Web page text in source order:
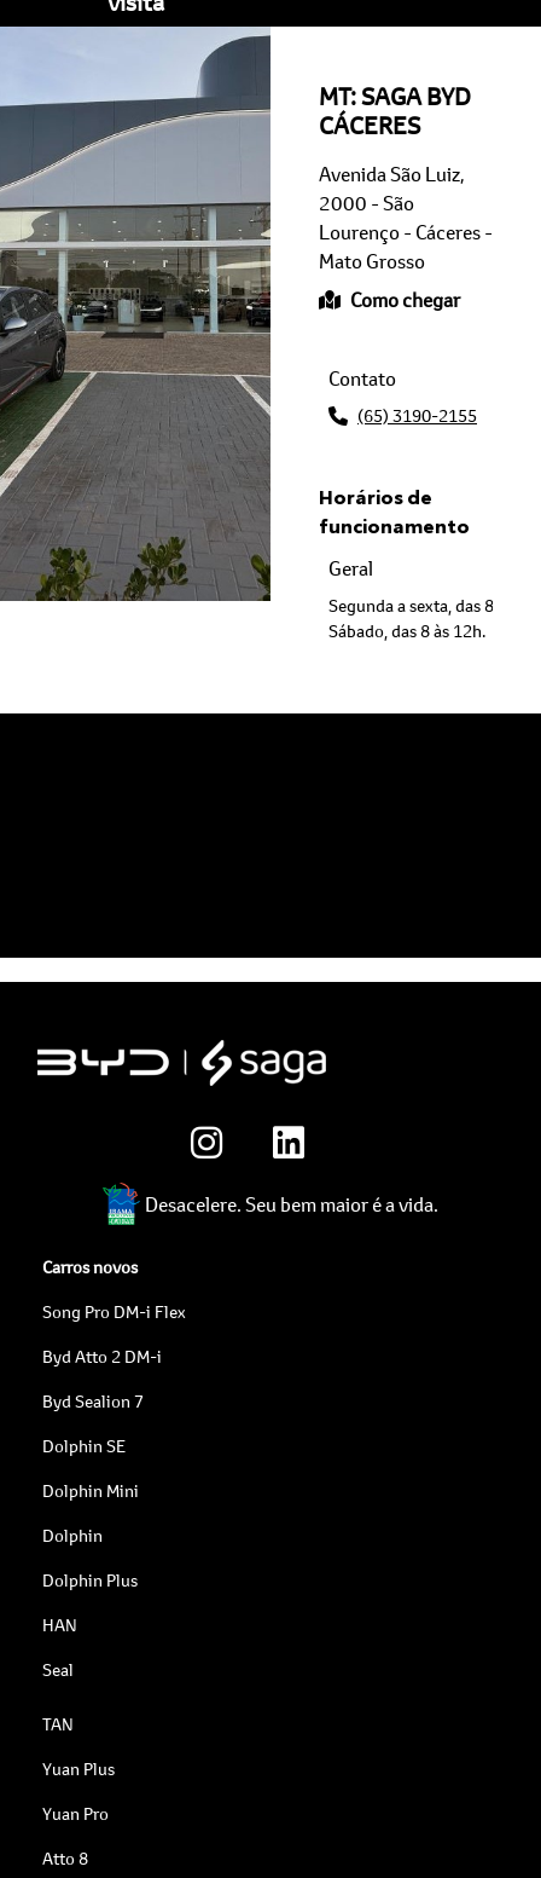
CÁCERES
Avenida São Luiz,
2000 - São
Lourenço - Cáceres -
Mato Grosso
Como chegar
(65) 3190-2155
funcionamento
Geral
Segunda a sexta, das 8h às
Sábado, das 8 às 12h.
Desacelere. Seu bem maior é a vida.
Carros novos
Song Pro DM-i Flex
Byd Atto 2 DM-i
Byd Sealion 7
Dolphin SE
Dolphin Mini
Dolphin
Dolphin Plus
HAN
Seal
TAN
Yuan Plus
Yuan Pro
Atto 8